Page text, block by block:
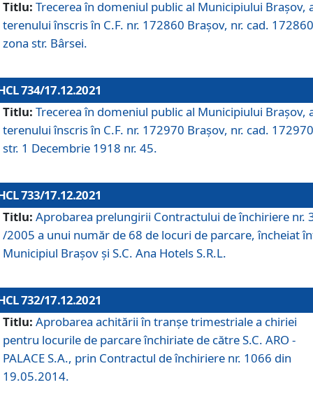
Titlu: Trecerea în domeniul public al Municipiului Braşov,
terenului înscris în C.F. nr. 172860 Brașov, nr. cad.
zona str. Bârsei.
734/17.12.2021
Titlu: Trecerea în domeniul public al Municipiului Braşov,
terenului înscris în C.F. nr. 172970 Brașov, nr. cad.
str. 1 Decembrie 1918 nr. 45.
733/17.12.2021
Titlu: Aprobarea prelungirii Contractului de închiriere nr.
/2005 a unui număr de 68 de locuri de parcare, încheiat
Municipiul Braşov şi S.C. Ana Hotels S.R.L.
732/17.12.2021
Titlu: Aprobarea achitării în tranșe trimestriale a chiriei
pentru locurile de parcare închiriate de către S.C. ARO -
PALACE S.A., prin Contractul de închiriere nr. 1066 din
19.05.2014.